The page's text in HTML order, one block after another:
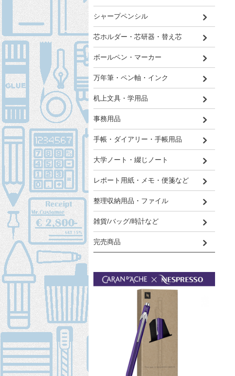
シャープペンシル
芯ホルダー・芯研器・替え芯
ボールペン・マーカー
万年筆・ペン軸・インク
机上文具・学用品
事務用品
手帳・ダイアリー・手帳用品
大学ノート・綴じノート
レポート用紙・メモ・便箋など
整理収納用品・ファイル
雑貨/バッグ/時計など
完売商品